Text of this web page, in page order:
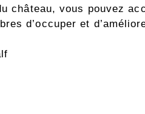
château, vous pouvez
d’occuper et